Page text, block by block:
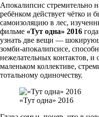
Апокалипсис стремительно
ребёнком действует чётко и
самоизоляцию в лес,
фильме «Тут одна» 2016
узнать две вещи —
зомби-апокалипсисе,
нежелательных контактов,
маленьком коллективе,
тотальному одиночеству.
«Тут одна» 2016